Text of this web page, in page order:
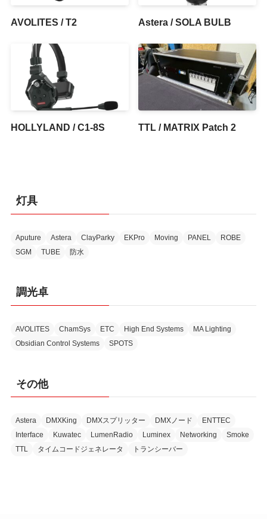
AVOLITES / T2 Astera / SOLA BULB
HOLLYLAND / C1-8S TTL / MATRIX Patch 2
灯具
Aputure Astera ClayParky EKPro Moving PANEL
ROBE
SGM
TUBE 防水
調光卓
AVOLITES ChamSys ETC High End Systems
MA Lighting
Obsidian Control Systems
SPOTS
その他
Astera DMXKing DMXスプリッター DMXノード
ENTTEC
Interface
Kuwatec LumenRadio Luminex Networking
Smoke
TTL
タイムコードジェネレータ トランシーバー